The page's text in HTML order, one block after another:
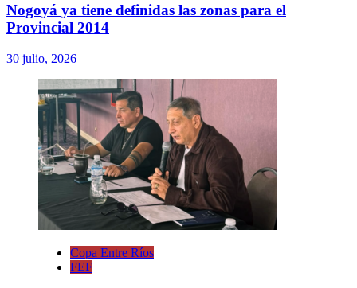
Nogoyá ya tiene definidas las zonas para el
Provincial 2014
30 julio, 2026
Copa Entre Ríos
FEF